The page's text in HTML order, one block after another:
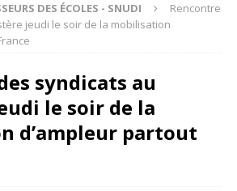
DES ÉCOLES - SNUDI
Rencontre
jeudi le soir de la mobilisation
syndicats au
le soir de la
d’ampleur partout